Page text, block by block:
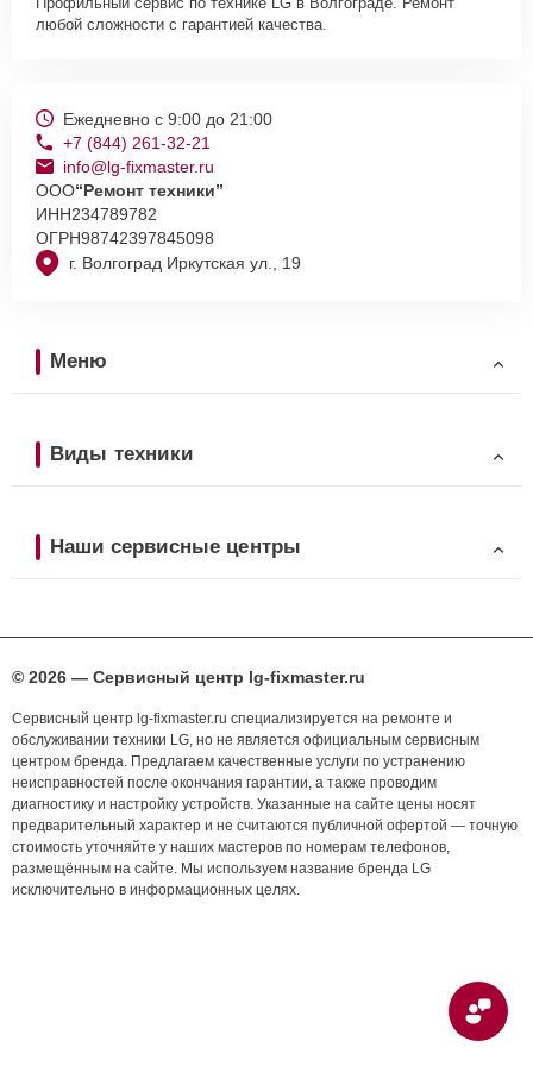
любой сложности с гарантией качества.
г. Волгоград Иркутская ул., 19
Ежедневно с 9:00 до 21:00
+7 (844) 261-32-21
info@lg-fixmaster.ru
ООО“Ремонт техники”
ИНН234789782
ОГРН98742397845098
Меню
Виды техники
Наши сервисные центры
© 2026 — Сервисный центр lg-fixmaster.ru
Сервисный центр lg-fixmaster.ru специализируется на ремонте и
обслуживании техники LG, но не является официальным сервисным
центром бренда. Предлагаем качественные услуги по устранению
неисправностей после окончания гарантии, а также проводим
диагностику и настройку устройств. Указанные на сайте цены носят
предварительный характер и не считаются публичной офертой — точную
стоимость уточняйте у наших мастеров по номерам телефонов,
размещённым на сайте. Мы используем название бренда LG
исключительно в информационных целях.